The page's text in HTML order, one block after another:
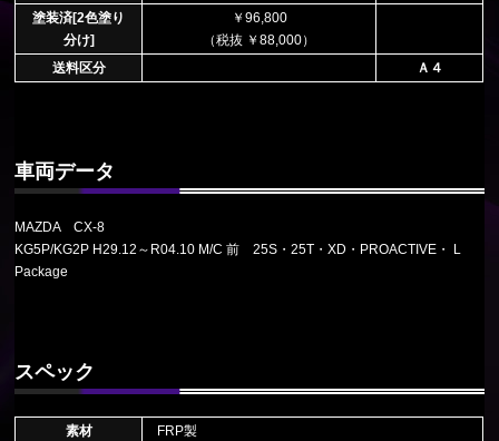
塗装済[2色塗り
分け]
￥96,800
（税抜 ￥88,000）
送料区分
Ａ４
車両データ
MAZDA CX-8
KG5P/KG2P H29.12～R04.10 M/C 前 25S・25T・XD・PROACTIVE・ L
Package
スペック
素材
FRP製